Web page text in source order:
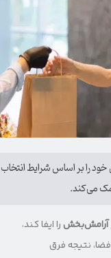
را بر اساس شرایط انتخاب
می‌کند.
را ایفا کند،
نتیجه فرق